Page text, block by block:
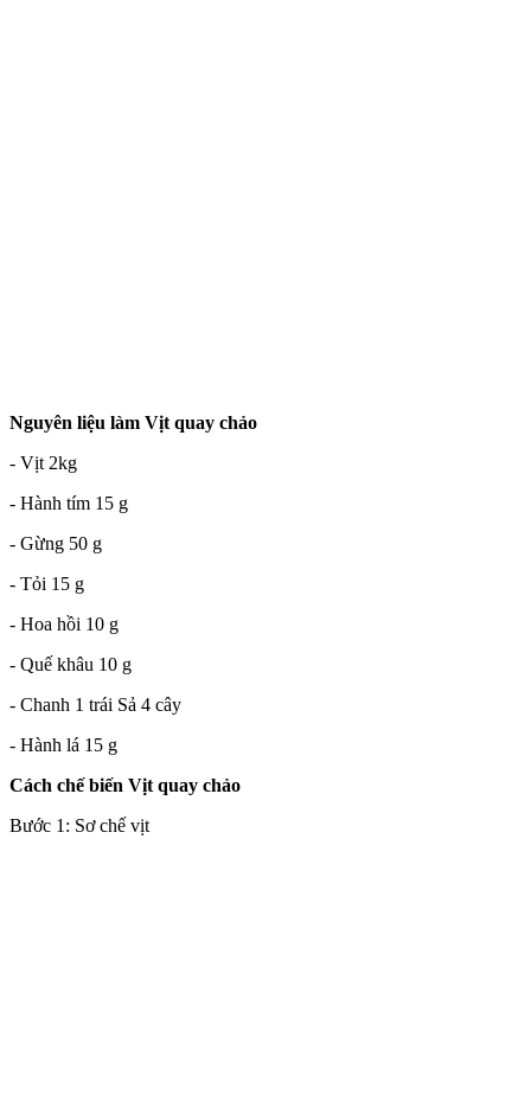
Nguyên liệu làm Vịt quay chảo
- Vịt 2kg
- Hành tím 15 g
- Gừng 50 g
- Tỏi 15 g
- Hoa hồi 10 g
- Quế khâu 10 g
- Chanh 1 trái Sả 4 cây
- Hành lá 15 g
Cách chế biến Vịt quay chảo
Bước 1: Sơ chế vịt